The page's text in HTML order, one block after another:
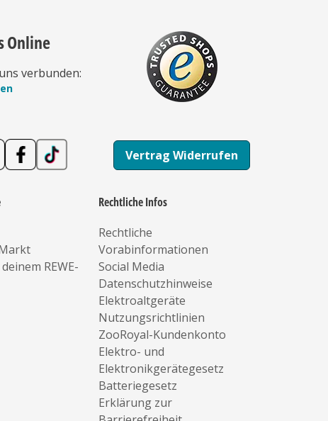
Online
verbunden:
Vertrag Widerrufen
REWE-
Rechtliche Infos
Rechtliche
Vorabinformationen
Social Media
Datenschutzhinweise
Elektroaltgeräte
Nutzungsrichtlinien
ZooRoyal-Kundenkonto
Elektro- und
Elektronikgerätegesetz
Batteriegesetz
Erklärung zur